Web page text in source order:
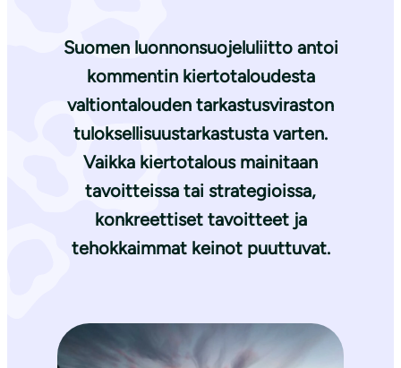
Suomen luonnonsuojeluliitto antoi
kommentin kiertotaloudesta
valtiontalouden tarkastusviraston
tuloksellisuustarkastusta varten.
Vaikka kiertotalous mainitaan
tavoitteissa tai strategioissa,
konkreettiset tavoitteet ja
tehokkaimmat keinot puuttuvat.